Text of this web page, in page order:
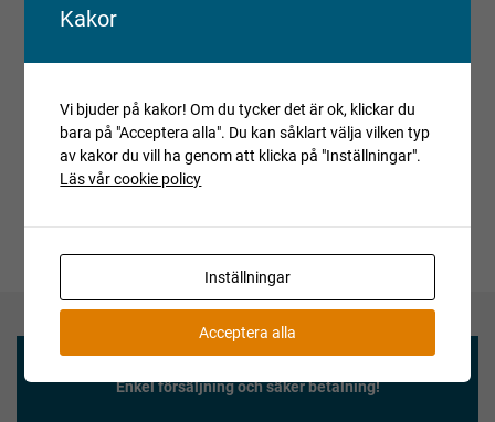
budgivningen, var vänlig kontakta ansvarig mäklare för
aktuell status.
Enkel försäljning och säker betalning!
Kakor
Vi bjuder på kakor! Om du tycker det är ok, klickar du
bara på "Acceptera alla". Du kan såklart välja vilken typ
av kakor du vill ha genom att klicka på "Inställningar".
Läs vår cookie policy
Inställningar
Acceptera alla